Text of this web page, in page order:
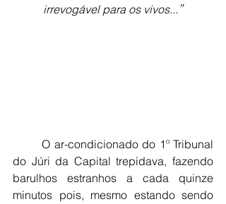
irrevogável para os vivos... ”
O ar-condicionado do 1º Tribunal
do Júri da Capital trepidava, fazendo
barulhos estranhos a cada quinze
minutos pois, mesmo estando sendo